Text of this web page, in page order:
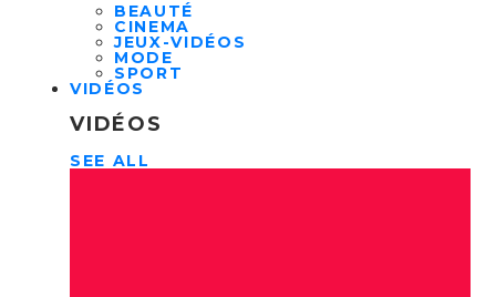
BEAUTÉ
CINEMA
JEUX-VIDÉOS
MODE
SPORT
VIDÉOS
VIDÉOS
SEE ALL